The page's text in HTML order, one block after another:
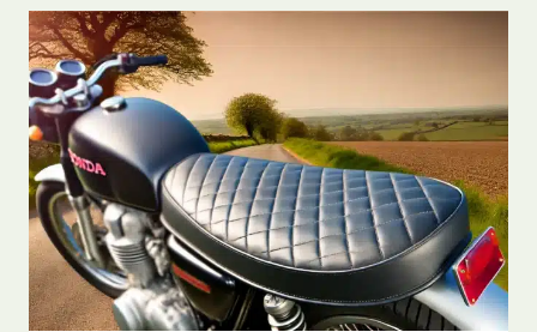
IE S
ITZBANK D
ER T
RIUMPH C
ORNET 2
00 I
M N
EUEN L
OOK